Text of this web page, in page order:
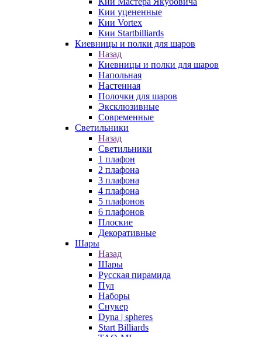
Кии уцененные
Кии Vortex
Кии Startbilliards
Киевницы и полки для шаров
Назад
Киевницы и полки для шаров
Напольная
Настенная
Полочки для шаров
Эксклюзивные
Современные
Светильники
Назад
Светильники
1 плафон
2 плафона
3 плафона
4 плафона
5 плафонов
6 плафонов
Плоские
Декоративные
Шары
Назад
Шары
Русская пирамида
Пул
Наборы
Снукер
Dyna | spheres
Start Billiards